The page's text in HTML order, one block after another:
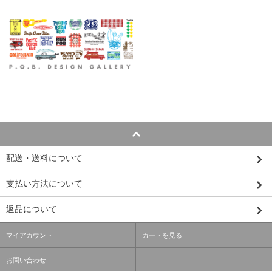
配送・送料について
支払い方法について
返品について
マイアカウント カートを見る
お問い合わせ